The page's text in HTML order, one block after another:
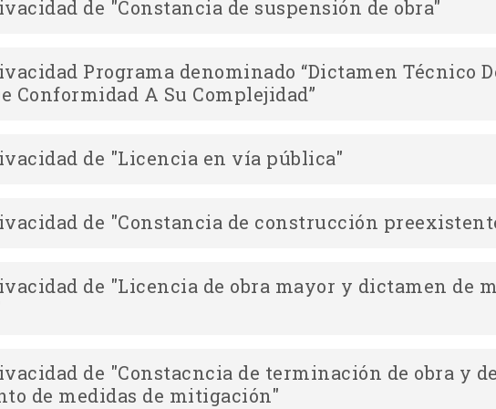
de "Constancia de suspensión de obra"
Privacidad Integral de "Constancia de suspensión de obra"
Privacidad Simplificado de "Constancia de suspensión de obra"
Programa denominado “Dictamen Técnico
Conformidad A Su Complejidad”
de "Licencia en vía pública"
Privacidad Simplificado de "Licencia en vía pública"
de "Constancia de construcción
Privacidad Integral de "Constancia de construcción preexistente"
Privacidad Simplificado de "Constancia de construcción preexistente"
de "Licencia de obra mayor y dictamen de
de "Constacncia de terminación de obra y de
de medidas de mitigación"